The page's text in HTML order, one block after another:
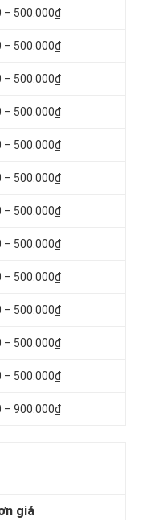
– 500.000₫
– 500.000₫
– 500.000₫
– 500.000₫
– 500.000₫
– 500.000₫
– 500.000₫
– 500.000₫
– 500.000₫
– 500.000₫
– 500.000₫
– 500.000₫
– 900.000₫
giá